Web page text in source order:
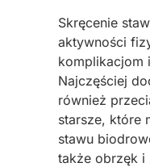
Skręcenie
aktywności
komplikacjom
Najczęściej
również
starsze, które
stawu
także obrzęk i